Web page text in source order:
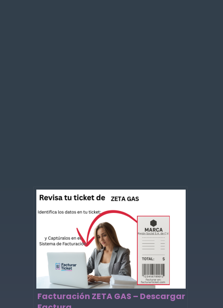
Facturación ZETA GAS – Descargar